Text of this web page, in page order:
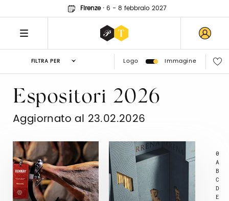
Firenze· 6 - 8 febbraio 2027
FILTRA PER Logo Immagine
0
A
B
C
D
E
Espositori 2026
Aggiornato al 23.02.2026